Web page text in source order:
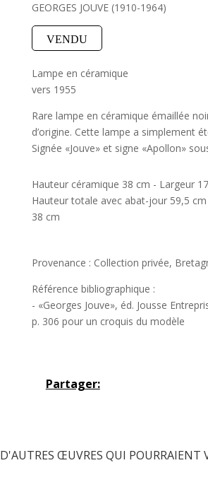
GEORGES JOUVE (1910-1964)
VENDU
Lampe en céramique
vers 1955
Rare lampe en céramique émaillée
d’origine. Cette lampe a simplement
Signée «Jouve» et signe «Apollon»
Hauteur céramique 38 cm - Largeur
Hauteur totale avec abat-jour 59,5
38 cm
Provenance : Collection privée,
Référence bibliographique :
- «Georges Jouve», éd. Jousse
p. 306 pour un croquis du modèle
Partager:
D'AUTRES ŒUVRES QUI POURRAIENT